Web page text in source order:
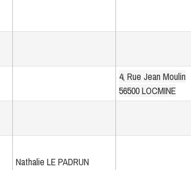
4, Rue Jean Moulin
56500 LOCMINE
Nathalie LE PADRUN